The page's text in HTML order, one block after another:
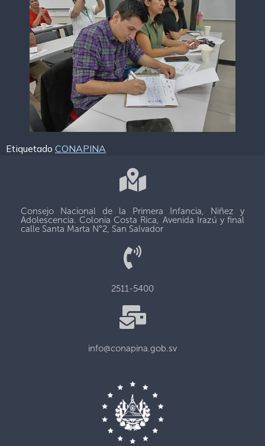
Etiquetado CONAPINA
Consejo Nacional de la Primera Infancia, Niñez y
Adolescencia. Colonia Costa Rica, Avenida Irazú y final
calle Santa Marta N°2, San Salvador
2511-5400
info@conapina.gob.sv